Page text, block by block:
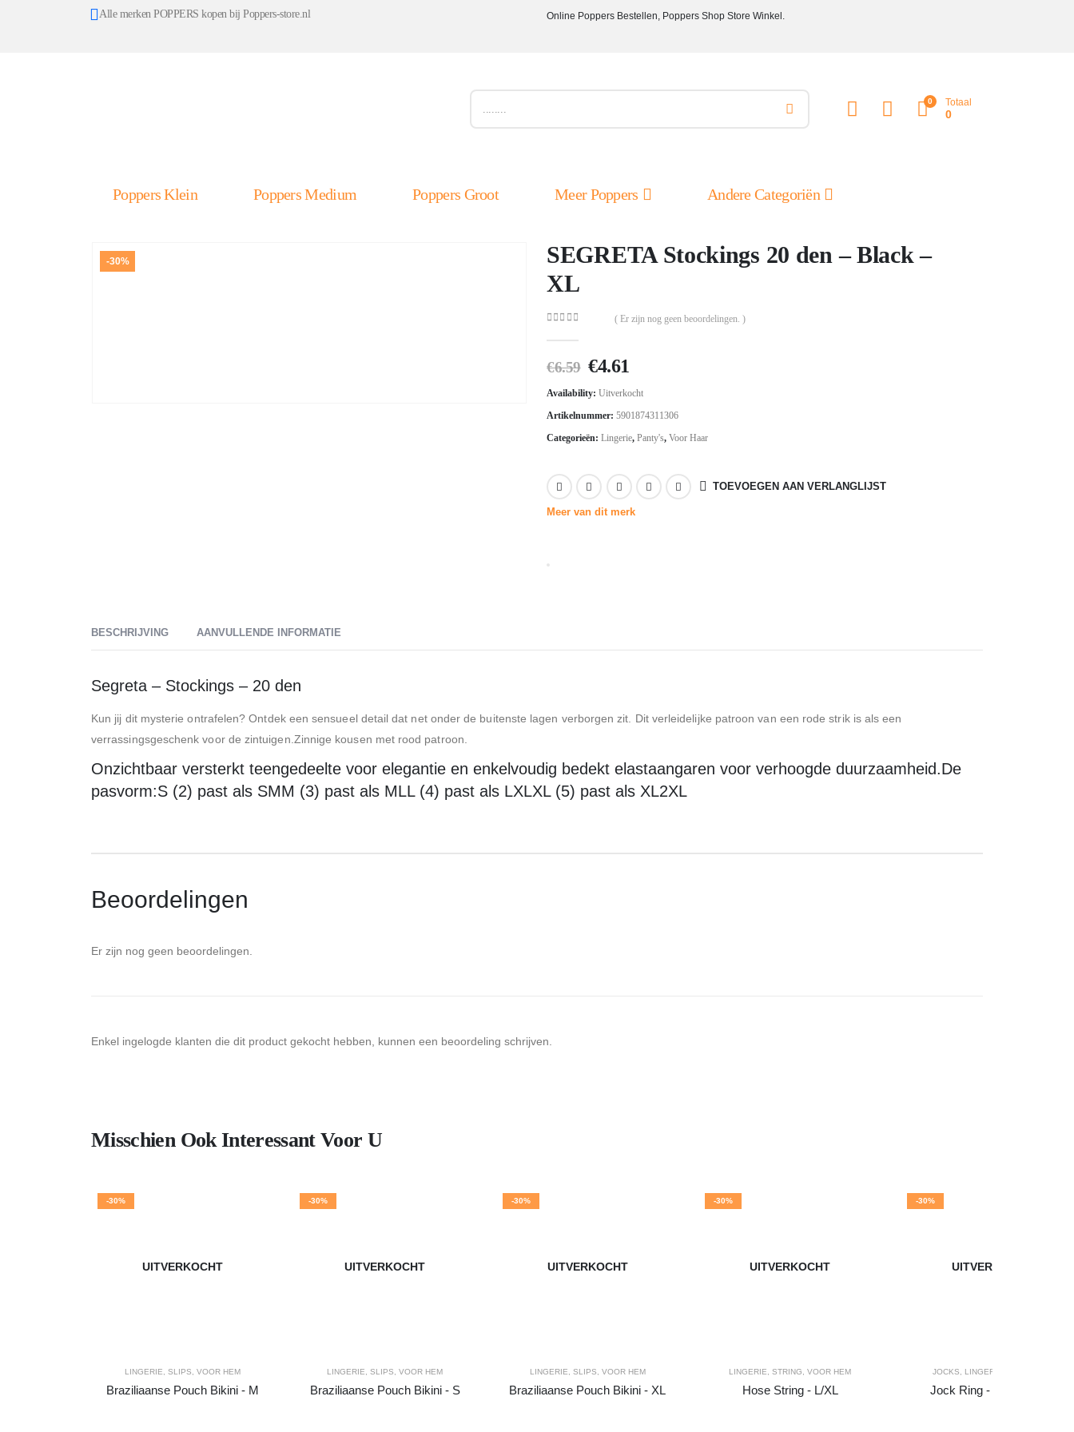
Alle merken POPPERS kopen bij Poppers-store.nl Online Poppers Bestellen, Poppers Shop Store Winkel.
0 Totaal
0
Poppers Klein Poppers Medium Poppers Groot Meer Poppers Andere Categoriën
-30%
SEGRETA Stockings 20 den – Black –
XL
( Er zijn nog geen beoordelingen. )
€6.59 Oorspronkelijke
prijs
was:
€6.59.
€4.61
prijs
is:
€4.61.
Availability: Uitverkocht
Artikelnummer: 5901874311306
Categorieën: Lingerie, Panty's, Voor Haar
TOEVOEGEN AAN VERLANGLIJST
Meer van dit merk
BESCHRIJVING AANVULLENDE INFORMATIE
Segreta – Stockings – 20 den
Kun jij dit mysterie ontrafelen? Ontdek een sensueel detail dat net onder de buitenste lagen verborgen zit. Dit verleidelijke patroon van een rode strik is als een
verrassingsgeschenk voor de zintuigen.Zinnige kousen met rood patroon.
Onzichtbaar versterkt teengedeelte voor elegantie en enkelvoudig bedekt elastaangaren voor verhoogde duurzaamheid.De
pasvorm:S (2) past als SMM (3) past als MLL (4) past als LXLXL (5) past als XL2XL
Beoordelingen
Er zijn nog geen beoordelingen.
Enkel ingelogde klanten die dit product gekocht hebben, kunnen een beoordeling schrijven.
Misschien Ook Interessant Voor U
-30%
UITVERKOCHT
LINGERIE ,SLIPS ,VOOR HEM
Braziliaanse Pouch Bikini - M
-30%
UITVERKOCHT
LINGERIE ,SLIPS ,VOOR HEM
Braziliaanse Pouch Bikini - S
-30%
UITVERKOCHT
LINGERIE SLIPS VOOR HEM
Braziliaanse Pouch Bikini - XL
-30%
UITVERKOCHT
LINGERIE ,STRING ,VOOR HEM
Hose String - L/XL
-30%
UITVERKOCHT
JOCKS LINGERIE
Jock Ring - S/M - White